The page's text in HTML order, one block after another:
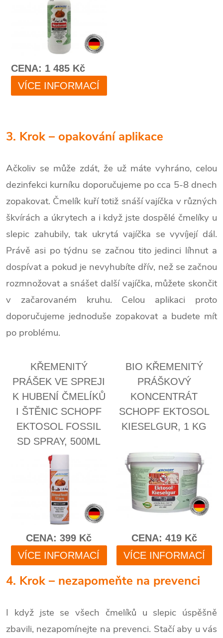
3. Krok – opakování aplikace
Ačkoliv se může zdát, že už máte vyhráno, celou
dezinfekci kurníku doporučujeme po cca 5-8 dnech
zopakovat. Čmelík kuří totiž snáší vajíčka v různých
škvírách a úkrytech a i když jste dospělé čmelíky u
slepic zahubily, tak ukrytá vajíčka se vyvíjejí dál.
Právě asi po týdnu se začnou tito jedinci líhnut a
dospívat a pokud je nevyhubíte dřív, než se začnou
rozmnožovat a snášet další vajíčka, můžete skončit
v začarovaném kruhu. Celou aplikaci proto
doporučujeme jednoduše zopakovat a budete mít
po problému.
4. Krok – nezapomeňte na prevenci
I když jste se všech čmelíků u slepic úspěšně
zbavili, nezapomínejte na prevenci. Stačí aby u vás